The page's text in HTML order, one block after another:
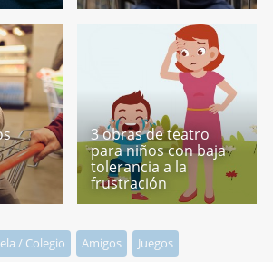
3 obras de teatro
para niños con baja
tolerancia a la
frustración
/ Colegio Amigos Juegos